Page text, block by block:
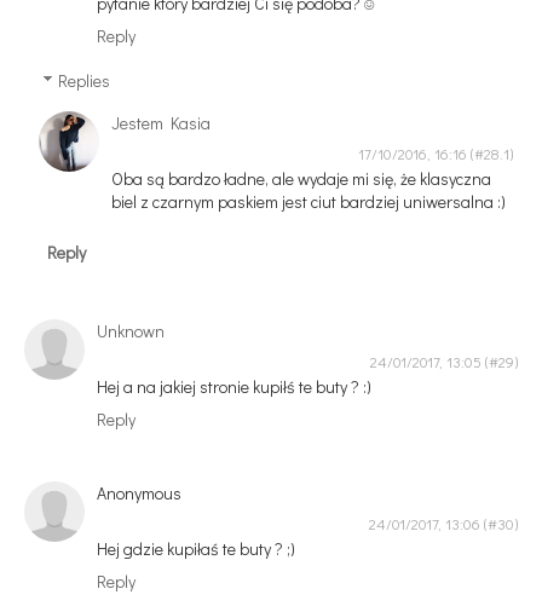
Reply
Replies
Jestem Kasia
17/10/2016, 16:16
Oba są bardzo ładne, ale wydaje mi się, że klasyczna
biel z czarnym paskiem jest ciut bardziej uniwersalna :)
Reply
Unknown
24/01/2017, 13:05
Hej a na jakiej stronie kupiłś te buty ? :)
Reply
Anonymous
24/01/2017, 13:06
Hej gdzie kupiłaś te buty ? ;)
Reply